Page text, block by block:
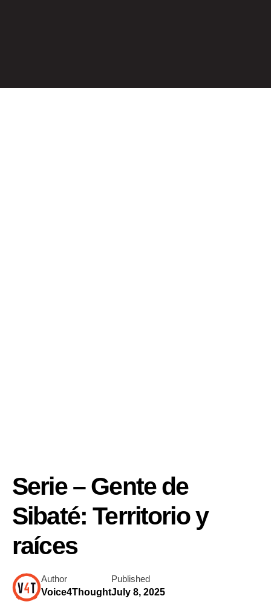
Serie – Gente de
Sibaté: Territorio y
raíces
Author
Voice4Thought
Published
July 8, 2025